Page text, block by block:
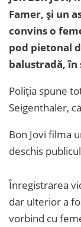
Famer, și un
convins o
pod pietonal
balustradă, în
Poliția spune
Seigenthaler,
Bon Jovi filma
deschis
Înregistrarea
dar ulterior a
vorbind cu